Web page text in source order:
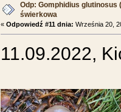
Odp: Gomphidius glutinosus
świerkowa
« Odpowiedź #11 dnia: Września 20,
11.09.2022,